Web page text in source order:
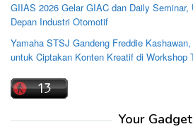
GIIAS 2026 Gelar GIAC dan Daily
Depan Industri Otomotif
Yamaha STSJ Gandeng Freddie
untuk Ciptakan Konten Kreatif di Workshop
Your